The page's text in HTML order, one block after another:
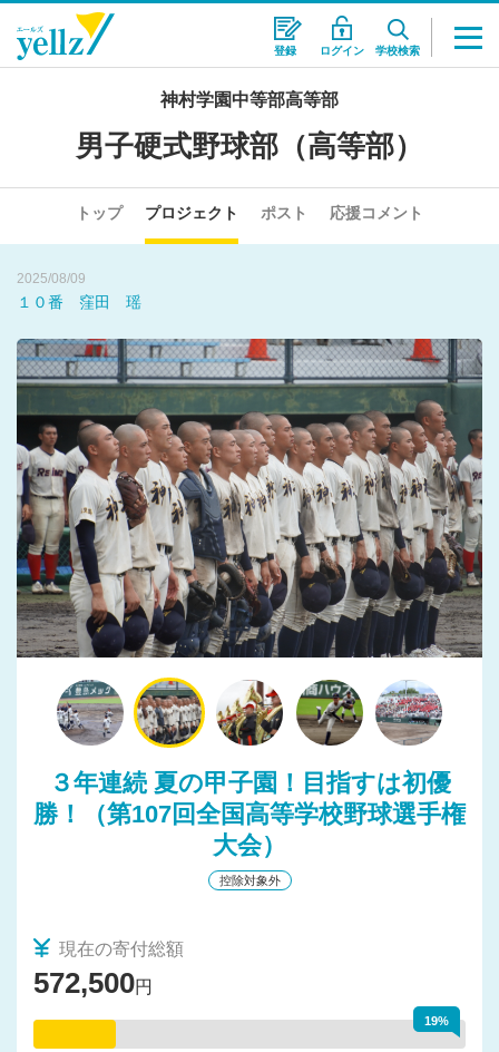
登録 ログイン 学校検索
神村学園中等部高等部
男子硬式野球部（高等部）
トップ プロジェクト ポスト 応援コメント
2025/08/10
順延のお知らせ１２日→１３日
2025/08/09
１０番 窪田 瑶
2025/08/09
９番 梶山 侑孜
2025/08/10
順延のお知らせ１２日→１３日
３年連続 夏の甲子園！目指すは初優
勝！（第107回全国高等学校野球選手権
大会）
控除対象外
現在の寄付総額
572,500円
19%